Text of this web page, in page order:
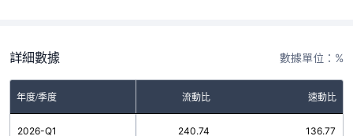
詳細數據 數據單位：%
年度/季度 流動比 速動比
2026-Q1 240.74 136.77